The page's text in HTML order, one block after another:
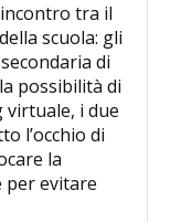
incontro tra il
scuola: gli
di
possibilità di
virtuale, i due
l’occhio di
la
evitare